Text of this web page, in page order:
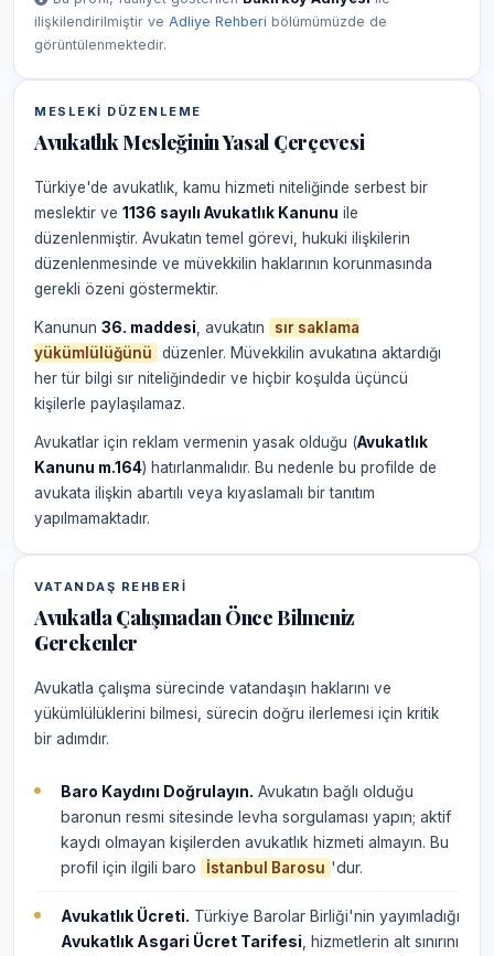
ilişkilendirilmiştir ve Adliye Rehberi bölümümüzde de
görüntülenmektedir.
MESLEKI DÜZENLEME
Avukatlık Mesleğinin Yasal Çerçevesi
Türkiye'de avukatlık, kamu hizmeti niteliğinde serbest bir
meslektir ve 1136 sayılı Avukatlık Kanunu ile
düzenlenmiştir. Avukatın temel görevi, hukuki ilişkilerin
düzenlenmesinde ve müvekkilin haklarının korunmasında
gerekli özeni göstermektir.
Kanunun 36. maddesi , avukatın
sır saklama
yükümlülüğünü
düzenler. Müvekkilin avukatına aktardığı
her tür bilgi sır niteliğindedir ve hiçbir koşulda üçüncü
kişilerle paylaşılamaz.
Avukatlar için reklam vermenin yasak olduğu (Avukatlık
Kanunu m.164) hatırlanmalıdır. Bu nedenle bu profilde de
avukata ilişkin abartılı veya kıyaslamalı bir tanıtım
yapılmamaktadır.
VATANDAŞ REHBERI
Avukatla Çalışmadan Önce Bilmeniz
Gerekenler
Avukatla çalışma sürecinde vatandaşın haklarını ve
yükümlülüklerini bilmesi, sürecin doğru ilerlemesi için kritik
bir adımdır.
Baro Kaydını Doğrulayın. Avukatın bağlı olduğu
baronun resmi sitesinde levha sorgulaması yapın; aktif
kaydı olmayan kişilerden avukatlık hizmeti almayın. Bu
profil için ilgili baro
İstanbul Barosu 'dur.
Avukatlık Ücreti. Türkiye Barolar Birliği'nin yayımladığı
Avukatlık Asgari Ücret Tarifesi , hizmetlerin alt sınırını